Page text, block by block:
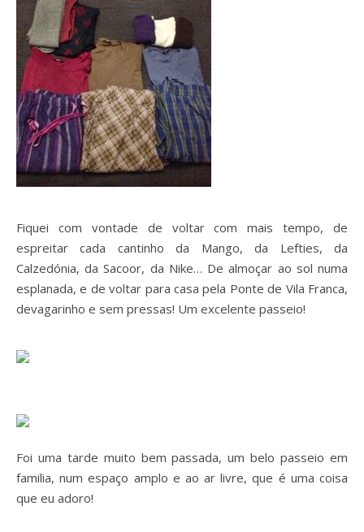
Fiquei com vontade de voltar com mais tempo, de
espreitar cada cantinho da Mango, da Lefties, da
Calzedónia, da Sacoor, da Nike… De almoçar ao sol numa
esplanada, e de voltar para casa pela Ponte de Vila Franca,
devagarinho e sem pressas! Um excelente passeio!
Foi uma tarde muito bem passada, um belo passeio em
familia, num espaço amplo e ao ar livre, que é uma coisa
que eu adoro!